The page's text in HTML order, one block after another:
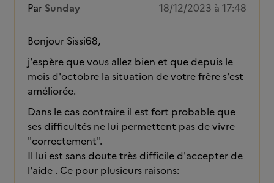
Par Sunday 18/12/2023 à 17:48
Bonjour Sissi68,
j'espère que vous allez bien et que depuis le
mois d'octobre la situation de votre frère s'est
améliorée.
Dans le cas contraire il est fort probable que
ses difficultés ne lui permettent pas de vivre
"correctement".
Il lui est sans doute très difficile d'accepter de
l'aide . Ce pour plusieurs raisons: